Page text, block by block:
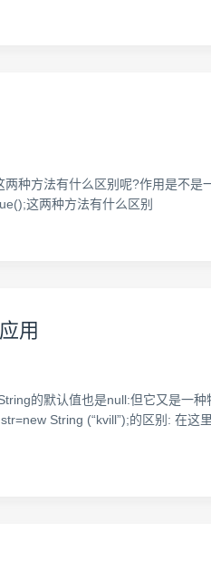
种方法有什么区别呢?作用是不
这两种方法有什么区别
用
的默认值也是null:但它又是一
String (“kvill”);的区别: 在